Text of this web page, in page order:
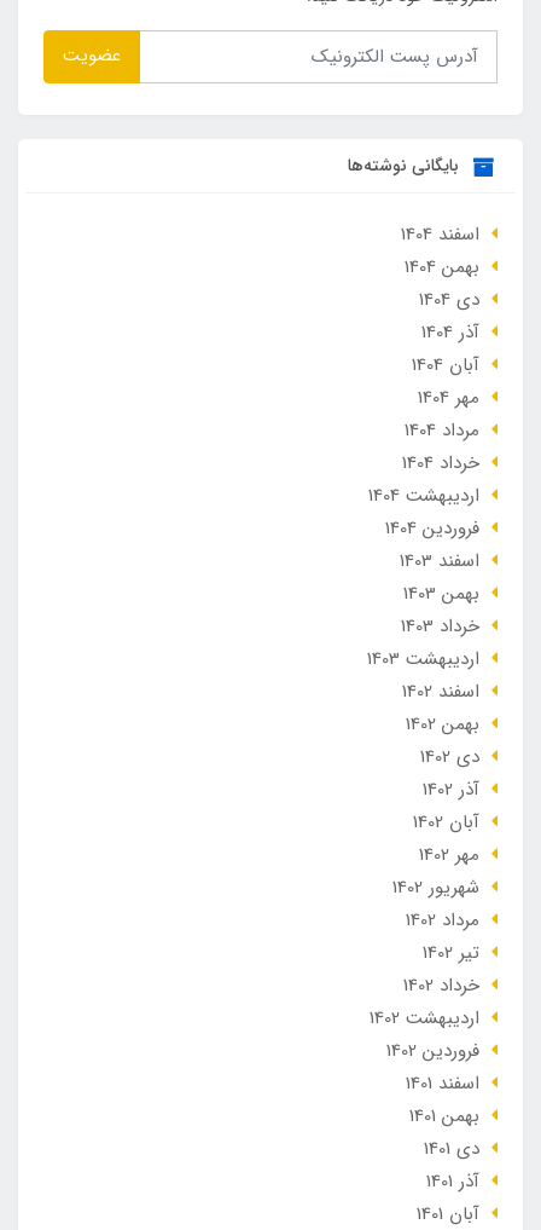
عضویت
بایگانی نوشته‌ها
اسفند 1404
بهمن 1404
دی 1404
آذر 1404
آبان 1404
مهر 1404
مرداد 1404
خرداد 1404
ارديبهشت 1404
فروردین 1404
اسفند 1403
بهمن 1403
خرداد 1403
ارديبهشت 1403
اسفند 1402
بهمن 1402
دی 1402
آذر 1402
آبان 1402
مهر 1402
شهریور 1402
مرداد 1402
تير 1402
خرداد 1402
ارديبهشت 1402
فروردین 1402
اسفند 1401
بهمن 1401
دی 1401
آذر 1401
آبان 1401